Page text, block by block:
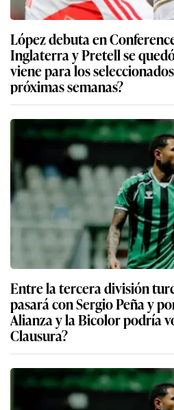
López debuta en
Inglaterra y Pretell se
viene para los
próximas semanas?
Entre la tercera división
pasará con Sergio Peña y
Alianza y la Bicolor podría
Clausura?